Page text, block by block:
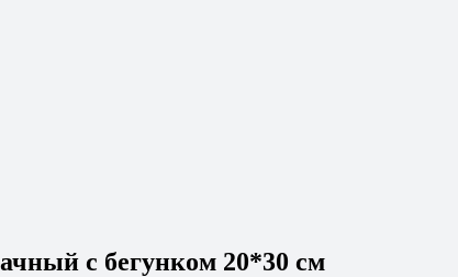
с бегунком 20*30 см